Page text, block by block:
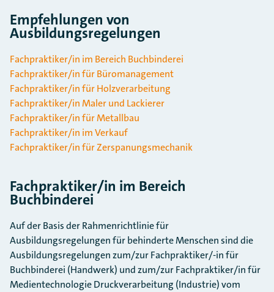
Empfehlungen von
Ausbildungsregelungen
Fachpraktiker/in im Bereich Buchbinderei
Fachpraktiker/in für Büromanagement
Fachpraktiker/in für Holzverarbeitung
Fachpraktiker/in Maler und Lackierer
Fachpraktiker/in für Metallbau
Fachpraktiker/in im Verkauf
Fachpraktiker/in für Zerspanungsmechanik
Fachpraktiker/in im Bereich
Buchbinderei
Auf der Basis der Rahmenrichtlinie für
Ausbildungsregelungen für behinderte Menschen sind die
Ausbildungsregelungen zum/zur Fachpraktiker/-in für
Buchbinderei (Handwerk) und zum/zur Fachpraktiker/in für
Medientechnologie Druckverarbeitung (Industrie) vom